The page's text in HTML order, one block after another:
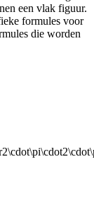
een vlak figuur.
formules voor
die worden